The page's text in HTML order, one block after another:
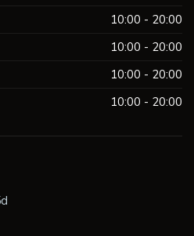
10:00 - 20:00
10:00 - 20:00
10:00 - 20:00
10:00 - 20:00